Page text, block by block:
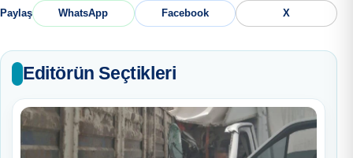
Paylaş WhatsApp Facebook X
Editörün Seçtikleri